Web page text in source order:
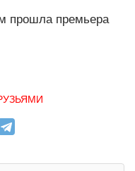
прошла премьера